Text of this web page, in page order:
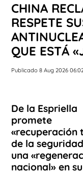
CHINA
RESPETE
QUE ESTÁ
Publicado 8 Aug 2026
De la Espriella
promete
«recuperación
de la
una
nacional» en su